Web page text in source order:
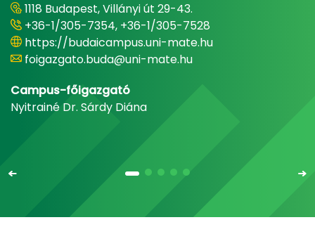
1118 Budapest, Villányi út 29-43.
+36-1/305-7354, +36-1/305-7528
https://budaicampus.uni-mate.hu
foigazgato.buda@uni-mate.hu
Campus-főigazgató
Nyitrainé Dr. Sárdy Diána